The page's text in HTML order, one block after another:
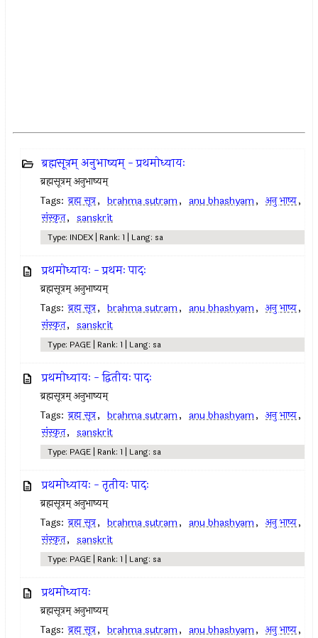
ब्रह्मसूत्रम् अनुभाष्यम् - प्रथमोध्यायः
ब्रह्मसूत्रम् अनुभाष्यम्
Tags: ब्रह्म सूत्र, brahma sutram, anu bhashyam, अनु भाष्य,
संस्कृत, sanskrit
Type: INDEX | Rank: 1 | Lang: sa
प्रथमोध्यायः - प्रथमः पादः
ब्रह्मसूत्रम् अनुभाष्यम्
Tags: ब्रह्म सूत्र, brahma sutram, anu bhashyam, अनु भाष्य,
संस्कृत, sanskrit
Type: PAGE | Rank: 1 | Lang: sa
प्रथमोध्यायः - द्वितीयः पादः
ब्रह्मसूत्रम् अनुभाष्यम्
Tags: ब्रह्म सूत्र, brahma sutram, anu bhashyam, अनु भाष्य,
संस्कृत, sanskrit
Type: PAGE | Rank: 1 | Lang: sa
प्रथमोध्यायः - तृतीयः पादः
ब्रह्मसूत्रम् अनुभाष्यम्
Tags: ब्रह्म सूत्र, brahma sutram, anu bhashyam, अनु भाष्य,
संस्कृत, sanskrit
Type: PAGE | Rank: 1 | Lang: sa
प्रथमोध्यायः
ब्रह्मसूत्रम् अनुभाष्यम्
Tags: ब्रह्म सूत्र, brahma sutram, anu bhashyam, अनु भाष्य,